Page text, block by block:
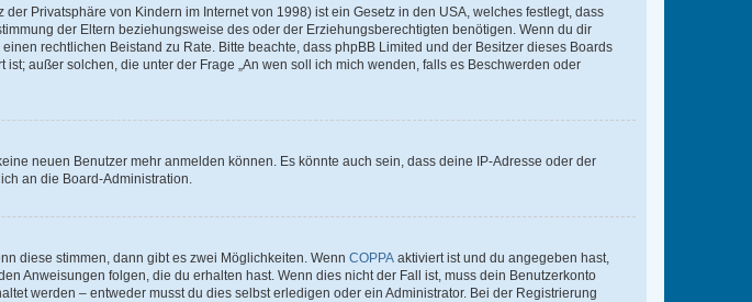
Privatsphäre von Kindern im Internet von 1998) ist ein Gesetz in den USA, welches festlegt, dass
der Eltern beziehungsweise des oder der Erziehungsberechtigten benötigen. Wenn du dir
rechtlichen Beistand zu Rate. Bitte beachte, dass phpBB Limited und der Besitzer dieses Boards
außer solchen, die unter der Frage „An wen soll ich mich wenden, falls es Beschwerden oder
neuen Benutzer mehr anmelden können. Es könnte auch sein, dass deine IP-Adresse oder der
an die Board-Administration.
diese stimmen, dann gibt es zwei Möglichkeiten. Wenn COPPA aktiviert ist und du angegeben hast,
Anweisungen folgen, die du erhalten hast. Wenn dies nicht der Fall ist, muss dein Benutzerkonto
werden – entweder musst du dies selbst erledigen oder ein Administrator. Bei der Registrierung